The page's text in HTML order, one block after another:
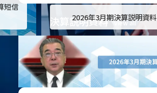
短信
決算説明資料 view all
2026年3月期決算説明資料